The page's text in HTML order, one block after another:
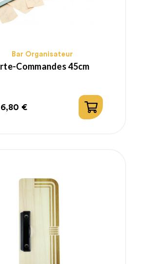
Bar Organisateur
Commandes 45cm
€